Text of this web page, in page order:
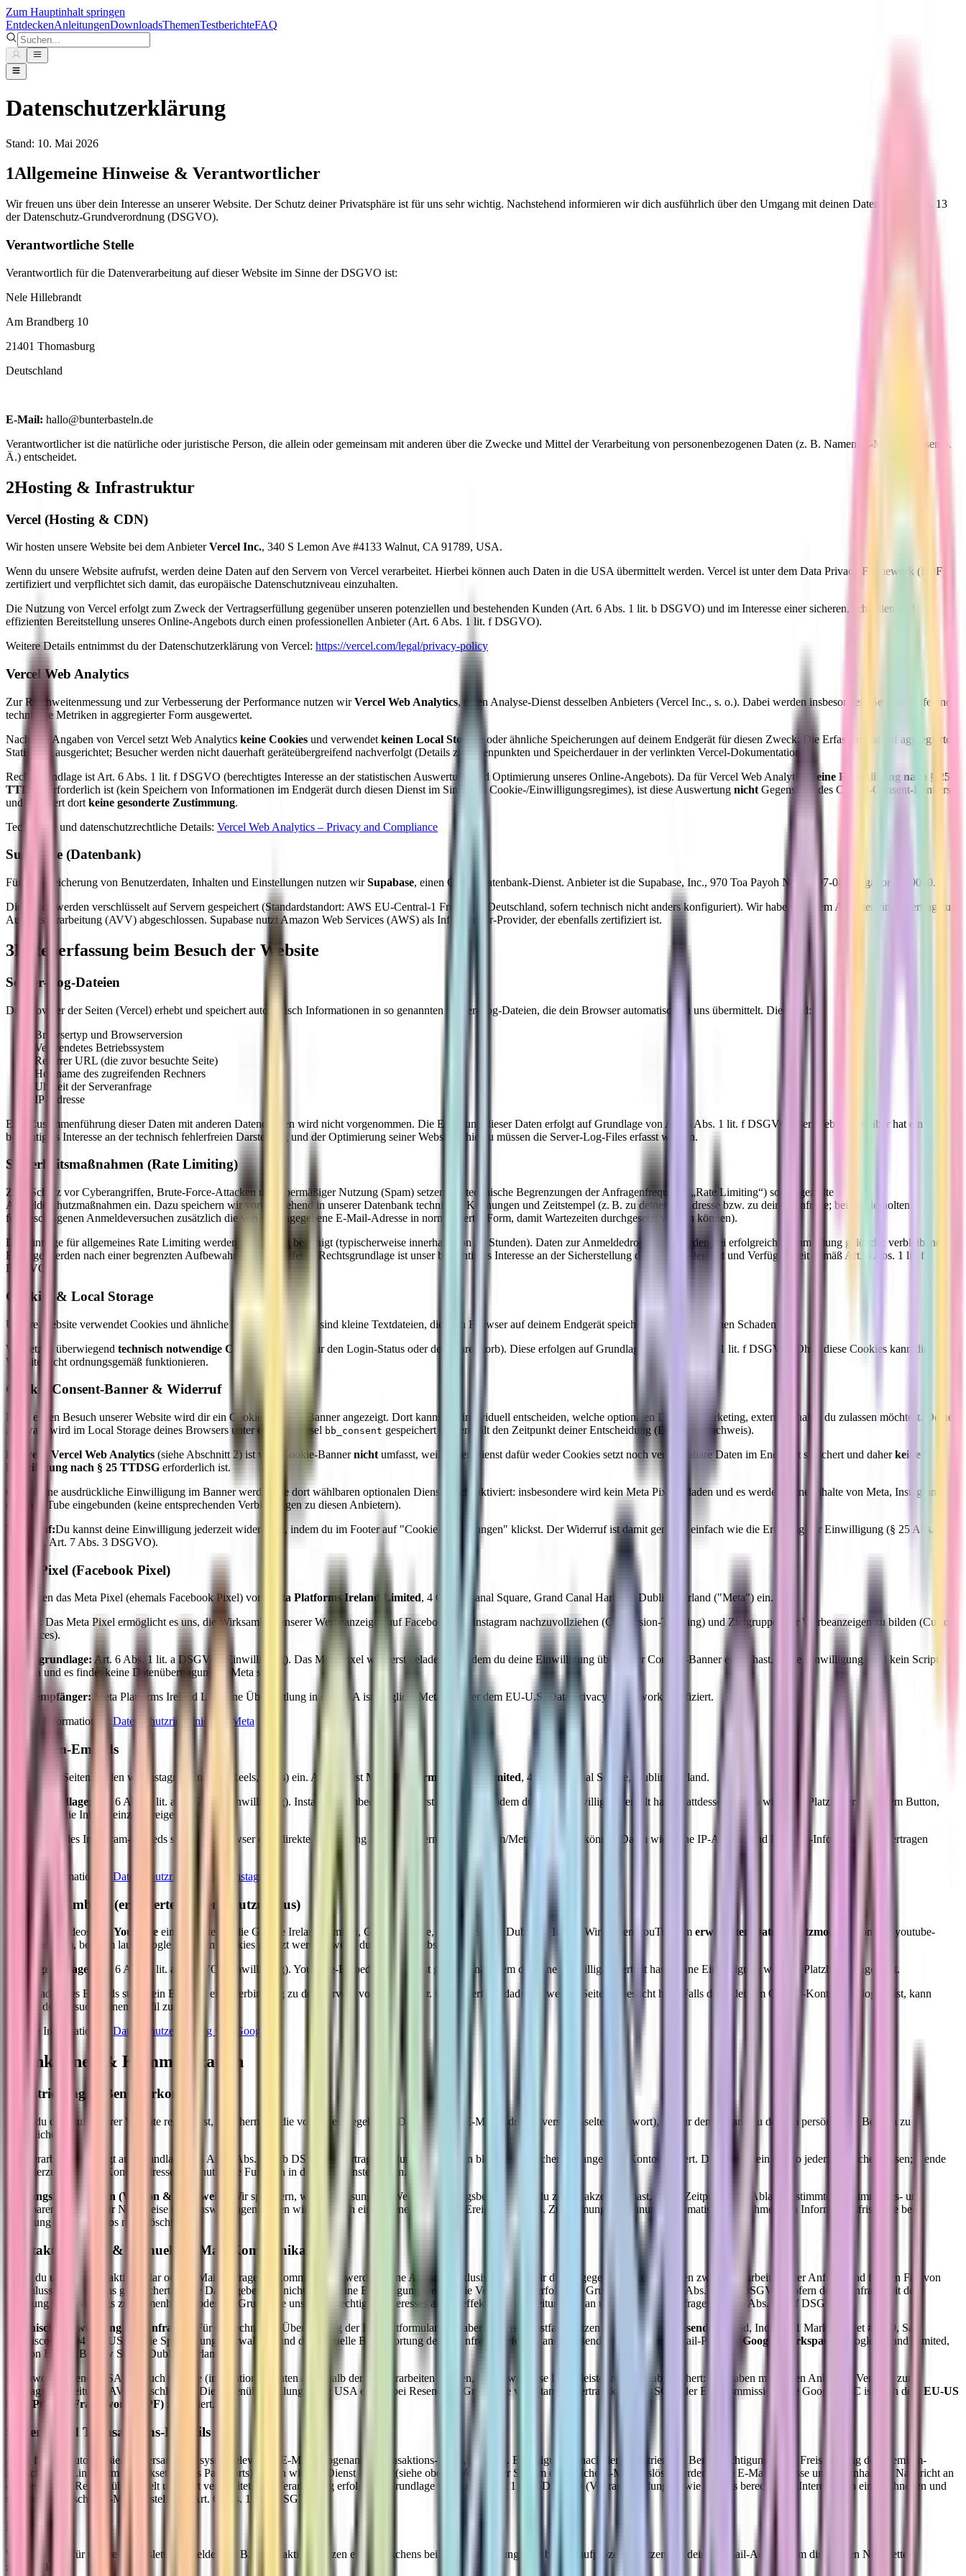
Zum Hauptinhalt springen
EntdeckenAnleitungenDownloadsThemenTestberichteFAQ
Datenschutzerklärung
Stand: 10. Mai 2026
1Allgemeine Hinweise & Verantwortlicher
Wir freuen uns über dein Interesse an unserer Website. Der Schutz deiner Privatsphäre ist für uns sehr wichtig. Nachstehend informieren wir dich ausführlich über den Umgang mit deinen Daten gemäß Art. 13
der Datenschutz-Grundverordnung (DSGVO).
Verantwortliche Stelle
Verantwortlich für die Datenverarbeitung auf dieser Website im Sinne der DSGVO ist:
Nele Hillebrandt
Am Brandberg 10
21401 Thomasburg
Deutschland
E-Mail: hallo@bunterbasteln.de
Verantwortlicher ist die natürliche oder juristische Person, die allein oder gemeinsam mit anderen über die Zwecke und Mittel der Verarbeitung von personenbezogenen Daten (z. B. Namen, E-Mail-Adressen o.
Ä.) entscheidet.
2Hosting & Infrastruktur
Vercel (Hosting & CDN)
Wir hosten unsere Website bei dem AnbieterVercel Inc., 340 S Lemon Ave #4133 Walnut, CA 91789, USA.
Wenn du unsere Website aufrufst, werden deine Daten auf den Servern von Vercel verarbeitet. Hierbei können auch Daten in die USA übermittelt werden. Vercel ist unter dem Data Privacy Framework (DPF)
zertifiziert und verpflichtet sich damit, das europäische Datenschutzniveau einzuhalten.
Die Nutzung von Vercel erfolgt zum Zweck der Vertragserfüllung gegenüber unseren potenziellen und bestehenden Kunden (Art. 6 Abs. 1 lit. b DSGVO) und im Interesse einer sicheren, schnellen und
effizienten Bereitstellung unseres Online-Angebots durch einen professionellen Anbieter (Art. 6 Abs. 1 lit. f DSGVO).
Weitere Details entnimmst du der Datenschutzerklärung von Vercel: https://vercel.com/legal/privacy-policy
Vercel Web Analytics
Zur Reichweitenmessung und zur Verbesserung der Performance nutzen wirVercel Web Analytics, einen Analyse-Dienst desselben Anbieters (Vercel Inc., s. o.). Dabei werden insbesondere Seitenaufrufe und
technische Metriken in aggregierter Form ausgewertet.
Nach den Angaben von Vercel setzt Web Analytics keine Cookies und verwendet keinen Local Storage oder ähnliche Speicherungen auf deinem Endgerät für diesen Zweck. Die Erfassung ist auf aggregierte
Statistiken ausgerichtet; Besucher werden nicht dauerhaft geräteübergreifend nachverfolgt (Details zu Datenpunkten und Speicherdauer in der verlinkten Vercel-Dokumentation).
Rechtsgrundlage ist Art. 6 Abs. 1 lit. f DSGVO (berechtigtes Interesse an der statistischen Auswertung und Optimierung unseres Online-Angebots). Da für Vercel Web Analytics
keine Einwilligung nach § 25
TTDSG
erforderlich ist (kein Speichern von Informationen im Endgerät durch diesen Dienst im Sinne des Cookie-/Einwilligungsregimes), ist diese Auswertung nicht Gegenstand des Cookie-Consent-Banners
und erfordert dort keine gesonderte Zustimmung.
Technische und datenschutzrechtliche Details: Vercel Web Analytics – Privacy and Compliance
Supabase (Datenbank)
Für die Speicherung von Benutzerdaten, Inhalten und Einstellungen nutzen wirSupabase, einen Cloud-Datenbank-Dienst. Anbieter ist die Supabase, Inc., 970 Toa Payoh North #07-04, Singapore 319000.
Die Daten werden verschlüsselt auf Servern gespeichert (Standardstandort: AWS EU-Central-1 Frankfurt, Deutschland, sofern technisch nicht anders konfiguriert). Wir haben mit dem Anbieter einen Vertrag zur
Auftragsverarbeitung (AVV) abgeschlossen. Supabase nutzt Amazon Web Services (AWS) als Infrastruktur-Provider, der ebenfalls zertifiziert ist.
3Datenerfassung beim Besuch der Website
Server-Log-Dateien
Der Provider der Seiten (Vercel) erhebt und speichert automatisch Informationen in so genannten Server-Log-Dateien, die dein Browser automatisch an uns übermittelt. Dies sind:
Browsertyp und Browserversion
Verwendetes Betriebssystem
Referrer URL (die zuvor besuchte Seite)
Hostname des zugreifenden Rechners
Uhrzeit der Serveranfrage
IP-Adresse
Eine Zusammenführung dieser Daten mit anderen Datenquellen wird nicht vorgenommen. Die Erfassung dieser Daten erfolgt auf Grundlage von Art. 6 Abs. 1 lit. f DSGVO. Der Websitebetreiber hat ein
berechtigtes Interesse an der technisch fehlerfreien Darstellung und der Optimierung seiner Website – hierzu müssen die Server-Log-Files erfasst werden.
Sicherheitsmaßnahmen (Rate Limiting)
Zum Schutz vor Cyberangriffen, Brute-Force-Attacken und übermäßiger Nutzung (Spam) setzen wir technische Begrenzungen der Anfragenfrequenz („Rate Limiting“) sowie gezielte
Anmeldeschutzmaßnahmen ein. Dazu speichern wir vorübergehend in unserer Datenbank technische Kennungen und Zeitstempel (z. B. zu deiner IP-Adresse bzw. zu deiner Anfrage; bei wiederholten
fehlgeschlagenen Anmeldeversuchen zusätzlich die von dir eingegebene E-Mail-Adresse in normalisierter Form, damit Wartezeiten durchgesetzt werden können).
Die Einträge für allgemeines Rate Limiting werden regelmäßig bereinigt (typischerweise innerhalb von 24 Stunden). Daten zur Anmeldedrosselung werden bei erfolgreicher Anmeldung gelöscht; verbleibende
Einträge werden nach einer begrenzten Aufbewahrungsfrist entfernt. Rechtsgrundlage ist unser berechtigtes Interesse an der Sicherstellung der Systemintegrität und Verfügbarkeit gemäß Art. 6 Abs. 1 lit. f
DSGVO.
Cookies & Local Storage
Unsere Website verwendet Cookies und ähnliche Technologien. Das sind kleine Textdateien, die dein Browser auf deinem Endgerät speichert. Sie richten keinen Schaden an.
Wir setzen überwiegend technisch notwendige Cookies
ein (z. B. für den Login-Status oder den Warenkorb). Diese erfolgen auf Grundlage von Art. 6 Abs. 1 lit. f DSGVO. Ohne diese Cookies kann die
Website nicht ordnungsgemäß funktionieren.
Cookie-Consent-Banner & Widerruf
Beim ersten Besuch unserer Website wird dir ein Cookie-Consent-Banner angezeigt. Dort kannst du individuell entscheiden, welche optionalen Dienste (Marketing, externe Inhalte) du zulassen möchtest. Deine
Auswahl wird im Local Storage deines Browsers unter dem Schlüssel bb_consent gespeichert und enthält den Zeitpunkt deiner Entscheidung (DSGVO-Nachweis).
Hinweis:
Vercel Web Analytics (siehe Abschnitt 2) ist vom Cookie-Bannernicht umfasst, weil dieser Dienst dafür weder Cookies setzt noch vergleichbare Daten im Endgerät speichert und daherkeine
Einwilligung nach § 25 TTDSG erforderlich ist.
Ohne deine ausdrückliche Einwilligung im Banner werden die dort wählbaren optionalen Dienste nicht aktiviert: insbesondere wird kein Meta Pixel geladen und es werden keine Inhalte von Meta, Instagram
oder YouTube eingebunden (keine entsprechenden Verbindungen zu diesen Anbietern).
Widerruf:Du kannst deine Einwilligung jederzeit widerrufen, indem du im Footer auf "Cookie-Einstellungen" klickst. Der Widerruf ist damit genauso einfach wie die Erteilung der Einwilligung (§ 25 Abs. 1
TTDSG, Art. 7 Abs. 3 DSGVO).
Meta Pixel (Facebook Pixel)
Wir setzen das Meta Pixel (ehemals Facebook Pixel) von Meta Platforms Ireland Limited, 4 Grand Canal Square, Grand Canal Harbour, Dublin 2, Irland ("Meta") ein.
Zweck: Das Meta Pixel ermöglicht es uns, die Wirksamkeit unserer Werbeanzeigen auf Facebook und Instagram nachzuvollziehen (Conversion-Tracking) und Zielgruppen für Werbeanzeigen zu bilden (Custom
Audiences).
Rechtsgrundlage: Art. 6 Abs. 1 lit. a DSGVO (Einwilligung). Das Meta Pixel wird erst geladen, nachdem du deine Einwilligung über unser Consent-Banner erteilt hast. Ohne Einwilligung wird kein Script
geladen und es findet keine Datenübertragung an Meta statt.
Datenempfänger: Meta Platforms Ireland Ltd. Eine Übermittlung in die USA ist möglich; Meta ist unter dem EU-U.S. Data Privacy Framework zertifiziert.
Weitere Informationen: Datenschutzrichtlinie von Meta
Instagram-Embeds
Auf einigen Seiten binden wir Instagram-Inhalte (Reels, Posts) ein. Anbieter ist Meta Platforms Ireland Limited, 4 Grand Canal Square, Dublin 2, Irland.
Rechtsgrundlage:
Art. 6 Abs. 1 lit. a DSGVO (Einwilligung). Instagram-Embeds werden erst geladen, nachdem du deine Einwilligung erteilt hast. Stattdessen zeigen wir einen Platzhalter mit einem Button,
über den du die Inhalte einzeln freigeben kannst.
Beim Laden des Instagram-Embeds stellt dein Browser eine direkte Verbindung zu den Servern von Instagram/Meta her. Dabei können Daten wie deine IP-Adresse und Browser-Informationen übertragen
Weitere Informationen: Datenschutzrichtlinie von Instagram
YouTube-Embeds (erweiterter Datenschutzmodus)
Wir binden Videos von YouTube ein. Anbieter ist die Google Ireland Limited, Gordon House, Barrow Street, Dublin 4, Irland. Wir nutzen YouTube im erweiterten Datenschutzmodus
(Domain: youtube-
nocookie.com), bei dem laut Google erst dann Cookies gesetzt werden, wenn du das Video abspielst.
Rechtsgrundlage:
Art. 6 Abs. 1 lit. a DSGVO (Einwilligung). YouTube-Embeds werden erst geladen, nachdem du deine Einwilligung erteilt hast. Ohne Einwilligung wird ein Platzhalter angezeigt.
Beim Laden des Embeds stellt dein Browser eine Verbindung zu den Servern von Google her. Google erfährt dadurch, welche Seite du besucht hast. Falls du in deinem Google-Konto eingeloggt bist, kann
Google den Besuch deinem Profil zuordnen.
Weitere Informationen: Datenschutzerklärung von Google
Funktionen & Kommunikation
Registrierung & Benutzerkonto
Wenn du dich auf unserer Website registrierst, speichern wir die von dir eingegebenen Daten (Name, E-Mail-Adresse, verschlüsseltes Passwort), um dir den Zugang zu deinem persönlichen Bereich zu
ermöglichen.
Die Verarbeitung erfolgt auf Grundlage von Art. 6 Abs. 1 lit. b DSGVO (Vertragserfüllung). Die Daten bleiben gespeichert, solange dein Konto existiert. Du kannst dein Konto jederzeit löschen lassen; wende
dich hierzu an unsere Kontaktadresse oder nutze die Funktion in den Profileinstellungen.
Nutzungsbedingungen (Version & Nachweis):
Wir speichern, welche Fassung der Website-Nutzungsbedingungen du zuletzt akzeptiert hast, sowie Zeitpunkt und Ablauf bestimmter Zustimmungs- und
Transparenzschritte. Für Nachweise und Auswertungen führen wir zusätzlich eine eigene Tabelle mit Ereignissen (z. B. Zustimmung, Ablehnung, automatische Annahme nach Informationsfrist), die bei
Löschung deines Kontos mitgelöscht wird.
Kontaktformular & Manuelle E-Mail-Kommunikation
Wenn du uns per Kontaktformular oder E-Mail Anfragen zukommen lässt, werden deine Angaben inklusive der von dir dort angegebenen Kontaktdaten zwecks Bearbeitung der Anfrage und für den Fall von
Anschlussfragen bei uns gespeichert. Diese Daten geben wir nicht ohne deine Einwilligung weiter. Die Verarbeitung erfolgt auf Grundlage von Art. 6 Abs. 1 lit. b DSGVO (sofern deine Anfrage mit der
Erfüllung eines Vertrags zusammenhängt) oder auf Grundlage unseres berechtigten Interesses an der effektiven Bearbeitung der an uns gerichteten Anfragen (Art. 6 Abs. 1 lit. f DSGVO).
Technische Abwicklung der Anfragen:
Für die technische Übermittlung der Kontaktformular-Eingaben an unser Postfach nutzen wir den Dienst Resend
(Resend, Inc., 2261 Market Street #5039, San
Francisco, CA 94114, USA). Die Speicherung, Verwaltung und die manuelle Beantwortung deiner Anfragen erfolgen anschließend über unseren E-Mail-Provider Google Workspace
(Google Ireland Limited,
Gordon House, Barrow Street, Dublin 4, Irland).
Da sowohl Resend (USA) als auch Google (international) Daten außerhalb der EU verarbeiten können, haben wir diese Dienstleister rechtlich abgesichert: Wir haben mit beiden Anbietern Verträge zur
Auftragsverarbeitung (AVV) geschlossen. Die Datenübermittlung in die USA erfolgt bei Resend auf Grundlage von Standardvertragsklauseln (SCC) der EU-Kommission. Die Google LLC ist nach dem EU-US
Data Privacy Framework (DPF) zertifiziert.
System- und Transaktions-E-Mails
Auch für den automatisierten Versand von systemrelevanten E-Mails (sogenannte Transaktions-Mails, wie z. B. Bestätigungen nach der Registrierung, Benachrichtigungen zur Freischaltung des Premium-
Bereichs oder Links zum Zurücksetzen des Passworts) nutzen wir den Dienst Resend (siehe oben). Wenn unser System eine solche E-Mail auslöst, werden deine E-Mail-Adresse und der Inhalt der Nachricht an
die Server von Resend übermittelt und dort verarbeitet. Die Verarbeitung erfolgt auf Grundlage von Art. 6 Abs. 1 lit. b DSGVO (Vertragserfüllung) sowie unseres berechtigten Interesses an einer schnellen und
sicheren technischen E-Mail-Zustellung (Art. 6 Abs. 1 lit. f DSGVO).
Newsletter
Wenn du dich für unseren Newsletter anmeldest (z. B. durch aktives Setzen eines Häkchens bei der Registrierung oder beim Kaufprozess), nutzen wir deine E-Mail-Adresse, um dir unseren Newsletter
zuzusenden.